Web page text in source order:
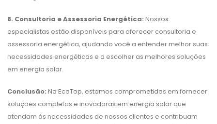
8. Consultoria e Assessoria Energética: Nossos
especialistas estão disponíveis para oferecer consultoria e
assessoria energética, ajudando você a entender melhor suas
necessidades energéticas e a escolher as melhores soluções
em energia solar.
Conclusão: Na EcoTop, estamos comprometidos em fornecer
soluções completas e inovadoras em energia solar que
atendam às necessidades de nossos clientes e contribuam